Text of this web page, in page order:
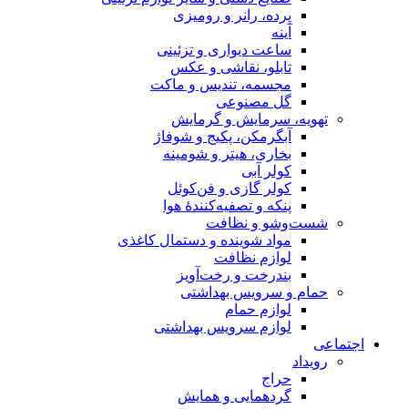
پرده، رانر و رومیزی
آینه
ساعت دیواری و تزئینی
تابلو، نقاشی و عکس
مجسمه، تندیس و ماکت
گل مصنوعی
تهویه، سرمایش و گرمایش
آبگرمکن، پکیج و شوفاژ
بخاری، هیتر و شومینه
کولر آبی
کولر گازی و فن‌کوئل
پنکه و تصفیه‌کنندهٔ هوا
شست‌وشو و نظافت
مواد شوینده و دستمال کاغذی
لوازم نظافت
بندرخت و رخت‌آویز
حمام و سرویس بهداشتی
لوازم حمام
لوازم سرویس بهداشتی
اجتماعی
رویداد
حراج
گردهمایی و همایش